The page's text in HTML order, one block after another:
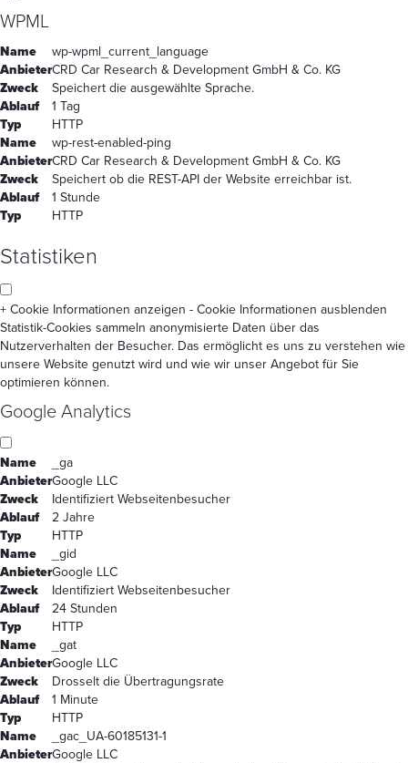
WPML
Name
wp-wpml_current_language
AnbieterCRD Car Research & Development GmbH & Co. KG
Zweck
Speichert die ausgewählte Sprache.
Ablauf
1 Tag
Typ
HTTP
Name
wp-rest-enabled-ping
AnbieterCRD Car Research & Development GmbH & Co. KG
Zweck
Speichert ob die REST-API der Website erreichbar ist.
Ablauf
1 Stunde
Typ
HTTP
Statistiken
+ Cookie Informationen anzeigen - Cookie Informationen ausblenden
Statistik-Cookies sammeln anonymisierte Daten über das
Nutzerverhalten der Besucher. Das ermöglicht es uns zu verstehen wie
unsere Website genutzt wird und wie wir unser Angebot für Sie
optimieren können.
Google Analytics
Name
_ga
AnbieterGoogle LLC
Zweck
Identifiziert Webseitenbesucher
Ablauf
2 Jahre
Typ
HTTP
Name
_gid
AnbieterGoogle LLC
Zweck
Identifiziert Webseitenbesucher
Ablauf
24 Stunden
Typ
HTTP
Name
_gat
AnbieterGoogle LLC
Zweck
Drosselt die Übertragungsrate
Ablauf
1 Minute
Typ
HTTP
Name
_gac_UA-60185131-1
AnbieterGoogle LLC